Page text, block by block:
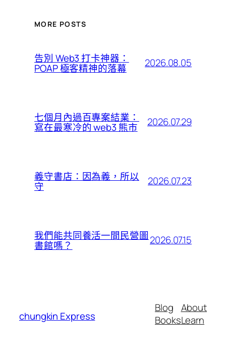
MORE POSTS
告別 Web3 打卡神器：
POAP 極客精神的落幕 2026.08.05
七個月內過百專案結業：
寫在最寒冷的 web3 熊市 2026.07.29
義守書店：因為義，所以
守 2026.07.23
我們能共同養活一間民營圖
書館嗎？ 2026.07.15
chungkin Express
Blog
Books
About
Learn